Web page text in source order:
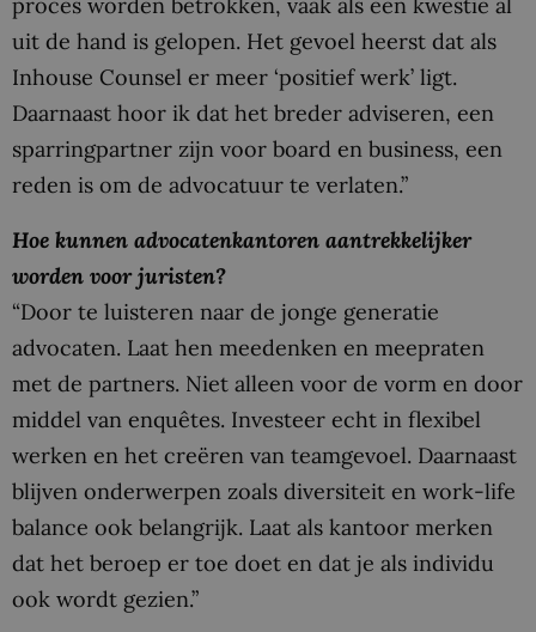
proces worden betrokken, vaak als een kwestie al
uit de hand is gelopen. Het gevoel heerst dat als
Inhouse Counsel er meer ‘positief werk’ ligt.
Daarnaast hoor ik dat het breder adviseren, een
sparringpartner zijn voor board en business, een
reden is om de advocatuur te verlaten.”
Hoe kunnen advocatenkantoren aantrekkelijker
worden voor juristen?
“Door te luisteren naar de jonge generatie
advocaten. Laat hen meedenken en meepraten
met de partners. Niet alleen voor de vorm en door
middel van enquêtes. Investeer echt in flexibel
werken en het creëren van teamgevoel. Daarnaast
blijven onderwerpen zoals diversiteit en work-life
balance ook belangrijk. Laat als kantoor merken
dat het beroep er toe doet en dat je als individu
ook wordt gezien.”